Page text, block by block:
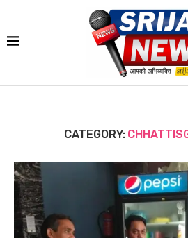
CATEGORY: